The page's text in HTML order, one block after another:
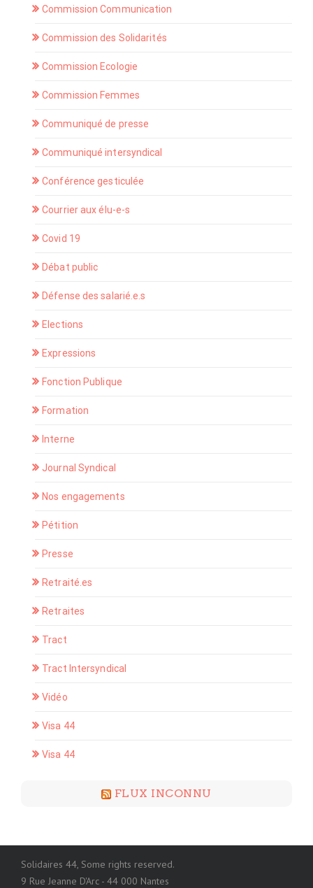
Commission Communication
Commission des Solidarités
Commission Ecologie
Commission Femmes
Communiqué de presse
Communiqué intersyndical
Conférence gesticulée
Courrier aux élu-e-s
Covid 19
Débat public
Défense des salarié.e.s
Elections
Expressions
Fonction Publique
Formation
Interne
Journal Syndical
Nos engagements
Pétition
Presse
Retraité.es
Retraites
Tract
Tract Intersyndical
Vidéo
Visa 44
Visa 44
FLUX INCONNU
Solidaires 44, Some rights reserved.
9 Rue Jeanne D'Arc - 44 000 Nantes